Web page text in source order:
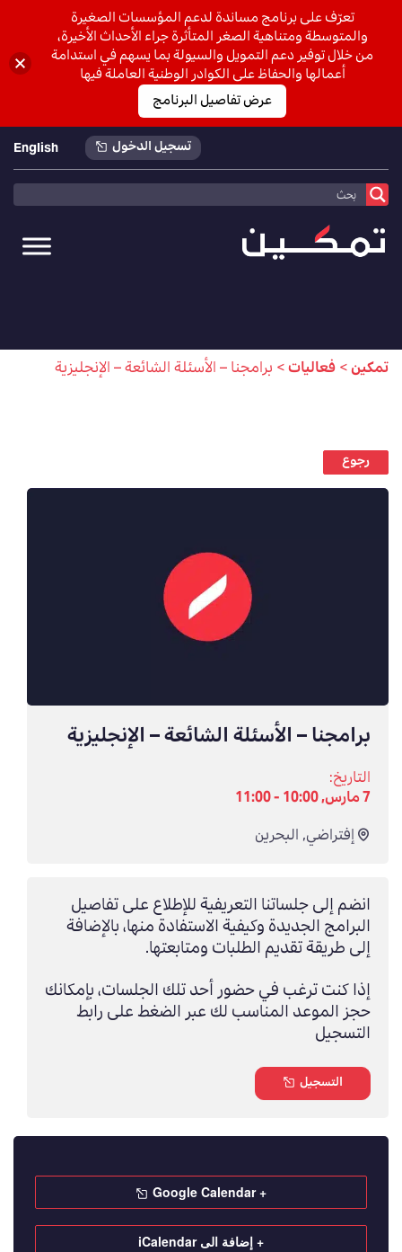
تسجيل الدخول English
تمكين>فعاليات>برامجنا – الأسئلة الشائعة – الإنجليزية
رجوع
برامجنا – الأسئلة الشائعة – الإنجليزية
التاريخ:
7 مارس, 10:00 - 11:00
إفتراضي,البحرين
انضم إلى جلساتنا التعريفية للإطلاع على تفاصيل
البرامج الجديدة وكيفية الاستفادة منها، بالإضافة
إلى طريقة تقديم الطلبات ومتابعتها.
إذا كنت ترغب في حضور أحد تلك الجلسات، بإمكانك
حجز الموعد المناسب لك عبر الضغط على رابط
التسجيل
التسجيل
+ Google Calendar
+ إضافة الى iCalendar
تعرّف على برنامج مساندة لدعم المؤسسات الصغيرة
والمتوسطة ومتناهية الصغر المتأثرة جراء الأحداث الأخيرة،
من خلال توفير دعم التمويل والسيولة بما يسهم في استدامة
أعمالها والحفاظ على الكوادر الوطنية العاملة فيها
عرض تفاصيل البرنامج